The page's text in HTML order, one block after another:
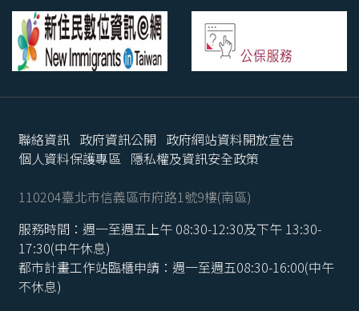
聯絡資訊 政府資訊公開 政府網站資料開放宣告
個人資料保護專區 隱私權及資訊安全政策
110204臺北市信義區市府路1號9樓(南區)
服務時間：週一至週五上午 08:30-12:30及下午 13:30-
17:30(中午休息)
都市計畫工作站臨櫃申請：週一至週五08:30-16:00(中午
不休息)